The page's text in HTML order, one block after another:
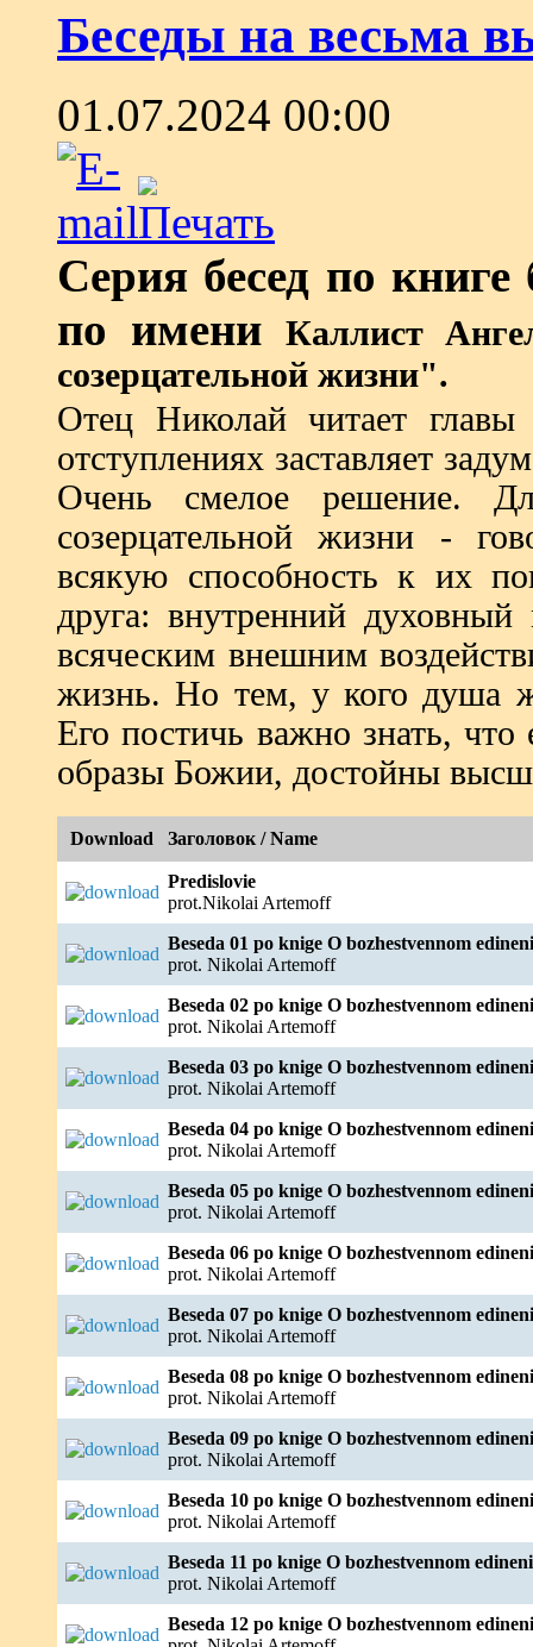
Беседы на весьма
01.07.2024 00:00
Серия бесед по книге
по имени
Каллист
созерцательной жизни".
Отец Николай читает
отступлениях заставляет
Очень смелое решение.
созерцательной жизни -
всякую способность к их
друга: внутренний
всяческим внешним
жизнь. Но тем, у кого душа
Его постичь важно знать,
образы Божии, достойны
Download Заголовок / Name
Predislovie
prot.Nikolai Artemoff
Beseda 01 po knige O bozhestvennom
prot. Nikolai Artemoff
Beseda 02 po knige O bozhestvennom
prot. Nikolai Artemoff
Beseda 03 po knige O bozhestvennom
prot. Nikolai Artemoff
Beseda 04 po knige O bozhestvennom
prot. Nikolai Artemoff
Beseda 05 po knige O bozhestvennom
prot. Nikolai Artemoff
Beseda 06 po knige O bozhestvennom
prot. Nikolai Artemoff
Beseda 07 po knige O bozhestvennom
prot. Nikolai Artemoff
Beseda 08 po knige O bozhestvennom
prot. Nikolai Artemoff
Beseda 09 po knige O bozhestvennom
prot. Nikolai Artemoff
Beseda 10 po knige O bozhestvennom
prot. Nikolai Artemoff
Beseda 11 po knige O bozhestvennom
prot. Nikolai Artemoff
Beseda 12 po knige O bozhestvennom